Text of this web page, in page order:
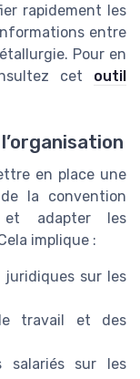
rapidement les
entre
Pour en
cet outil
en place une
la convention
et adapter les
implique :
juridiques sur les
travail et des
salariés sur les